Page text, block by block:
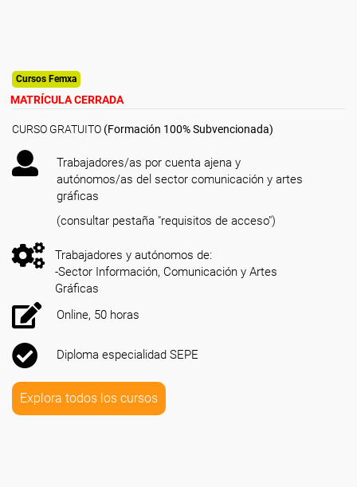
Cursos Femxa
MATRÍCULA CERRADA
CURSO GRATUITO (Formación 100% Subvencionada)
Trabajadores/as por cuenta ajena y
autónomos/as del sector comunicación y artes
gráficas
(consultar pestaña "requisitos de acceso")
Trabajadores y autónomos de:
-Sector Información, Comunicación y Artes
Gráficas
Online, 50 horas
Diploma especialidad SEPE
Explora todos los cursos